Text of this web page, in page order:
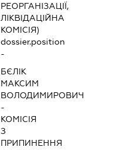
РЕОРГАНІЗАЦІЇ,
ЛІКВІДАЦІЙНА
КОМІСІЯ)
dossier.position
-
БЄЛІК
МАКСИМ
ВОЛОДИМИРОВИЧ
-
КОМІСІЯ
З
ПРИПИНЕННЯ